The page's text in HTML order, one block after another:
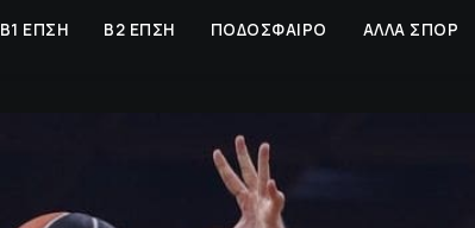
Β1 ΕΠΣΗ Β2 ΕΠΣΗ ΠΟΔΟΣΦΑΙΡΟ ΑΛΛΑ ΣΠΟΡ